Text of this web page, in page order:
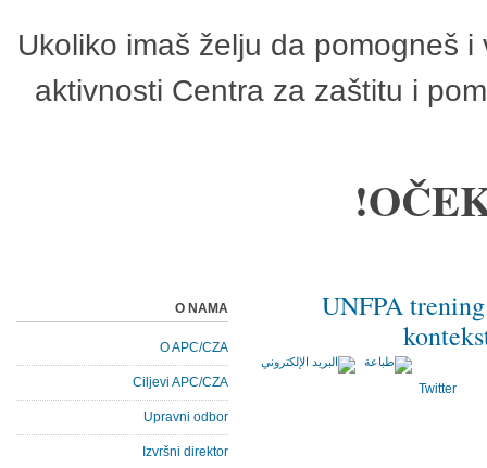
Ukoliko imaš želju da pomogneš
aktivnosti Centra za zaštitu i
UNFPA
Twitter
O NAMA
O APC/CZA
Ciljevi APC/CZA
Upravni odbor
Izvršni direktor